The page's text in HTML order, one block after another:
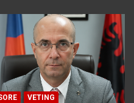
VETING